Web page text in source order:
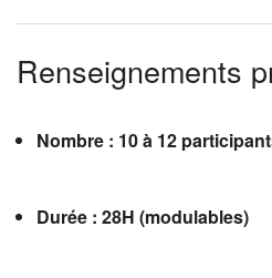
Renseignements
Nombre : 10 à 12
Durée : 28H (modulables)